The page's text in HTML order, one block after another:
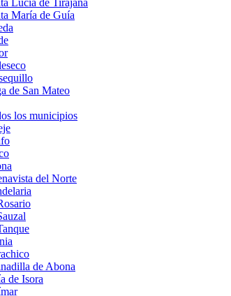
María de Guía
de San Mateo
los municipios
del Norte
de Abona
de Isora